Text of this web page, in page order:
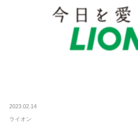
2023.02.14
ライオン